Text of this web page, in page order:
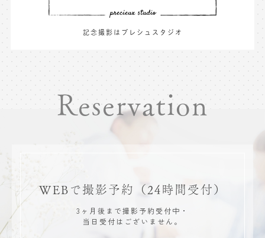
記念撮影はプレシュスタジオ
Reservation
WEBで撮影予約 （24時間受付）
3ヶ月後まで撮影予約受付中・
当日受付はございません。